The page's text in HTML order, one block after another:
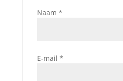
Naam *
E-mail *